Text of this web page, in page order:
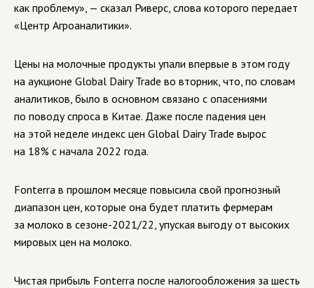
как проблему», — сказал Риверс, слова которого передает
«Центр Агроаналитики».
Цены на молочные продукты упали впервые в этом году
на аукционе Global Dairy Trade во вторник, что, по словам
аналитиков, было в основном связано с опасениями
по поводу спроса в Китае. Даже после падения цен
на этой неделе индекс цен Global Dairy Trade вырос
на 18% с начала 2022 года.
Fonterra в прошлом месяце повысила свой прогнозный
диапазон цен, которые она будет платить фермерам
за молоко в сезоне-2021/22, упуская выгоду от высоких
мировых цен на молоко.
Чистая прибыль Fonterra после налогообложения за шесть